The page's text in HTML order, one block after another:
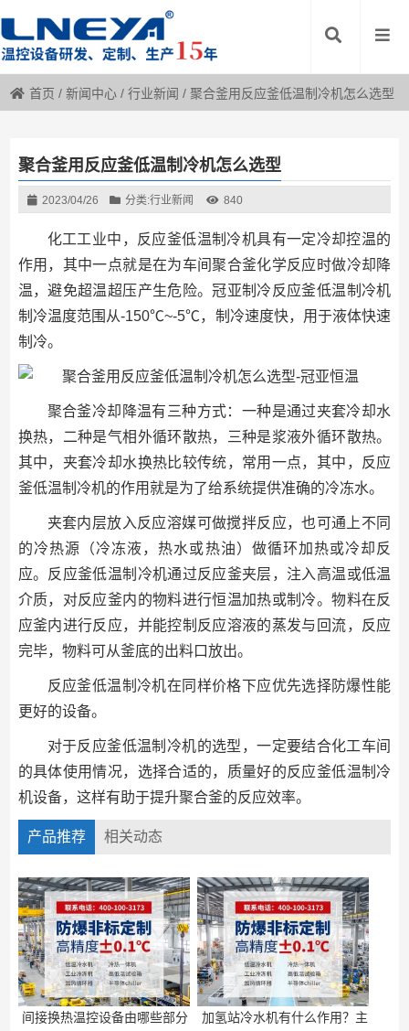
首页 /新闻中心 /行业新闻 /聚合釜用反应釜低温制冷机怎么选型
聚合釜用反应釜低温制冷机怎么选型
2023/04/26 分类:行业新闻 840
化工工业中，反应釜低温制冷机具有一定冷却控温的
作用，其中一点就是在为车间聚合釜化学反应时做冷却降
温，避免超温超压产生危险。冠亚制冷反应釜低温制冷机
制冷温度范围从-150℃~-5℃，制冷速度快，用于液体快速
制冷。
聚合釜冷却降温有三种方式：一种是通过夹套冷却水
换热，二种是气相外循环散热，三种是浆液外循环散热。
其中，夹套冷却水换热比较传统，常用一点，其中，反应
釜低温制冷机的作用就是为了给系统提供准确的冷冻水。
夹套内层放入反应溶媒可做搅拌反应，也可通上不同
的冷热源（冷冻液，热水或热油）做循环加热或冷却反
应。反应釜低温制冷机通过反应釜夹层，注入高温或低温
介质，对反应釜内的物料进行恒温加热或制冷。物料在反
应釜内进行反应，并能控制反应溶液的蒸发与回流，反应
完毕，物料可从釜底的出料口放出。
反应釜低温制冷机在同样价格下应优先选择防爆性能
更好的设备。
对于反应釜低温制冷机的选型，一定要结合化工车间
的具体使用情况，选择合适的，质量好的反应釜低温制冷
机设备，这样有助于提升聚合釜的反应效率。
产品推荐 相关动态
间接换热温控设备由哪些部分
加氢站冷水机有什么作用？主